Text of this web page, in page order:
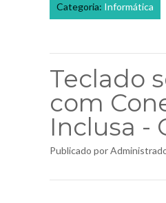
Categoria: Informática
Teclado
com
Inclusa -
Publicado por